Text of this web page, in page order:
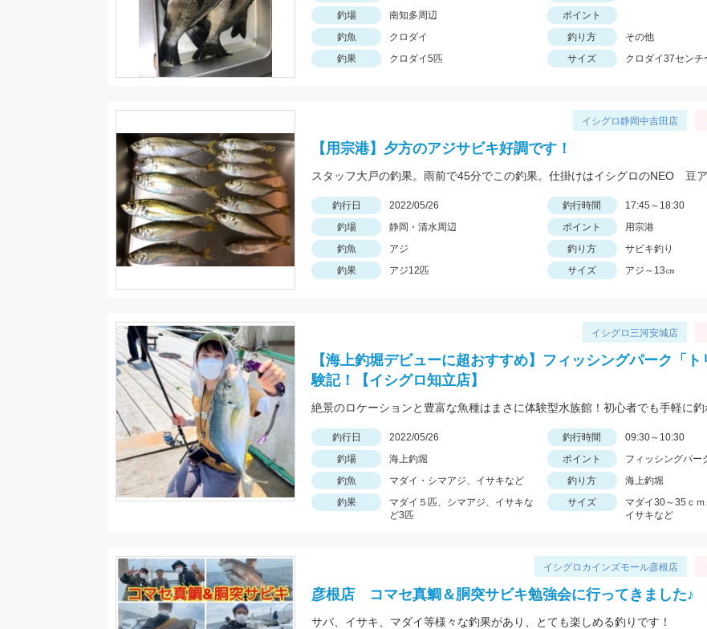
釣場
南知多周辺
ポイント
釣魚
クロダイ 釣り方
その他
釣果
クロダイ5匹 サイズ クロダイ37センチ
イシグロ静岡中吉田店
【用宗港】夕方のアジサビキ好調です！
釣行日 2022/05/26 釣行時間
17:45～18:30
釣場
静岡・清水周辺 ポイント
用宗港
釣魚
アジ 釣り方
サビキ釣り
釣果
アジ12匹 サイズ アジ～13㎝
イシグロ三河安城店
【海上釣堀デビューに超おすすめ】フィッシングパーク「ト
験記！【イシグロ知立店】
絶景のロケーションと豊富な魚種はまさに体験型水族館！初心者でも手軽に釣
釣行日 2022/05/26 釣行時間
09:30～10:30
釣場
海上釣堀 ポイント
フィッシングパー
釣魚
マダイ・シマアジ、イサキなど 釣り方
海上釣堀
釣果
マダイ５匹、シマアジ、イサキな
ど3匹
サイズ
マダイ30～35ｃｍ
イサキなど
イシグロカインズモール彦根店
彦根店 コマセ真鯛＆胴突サビキ勉強会に行ってきました♪
サバ、イサキ、マダイ等様々な釣果があり、とても楽しめる釣りです！